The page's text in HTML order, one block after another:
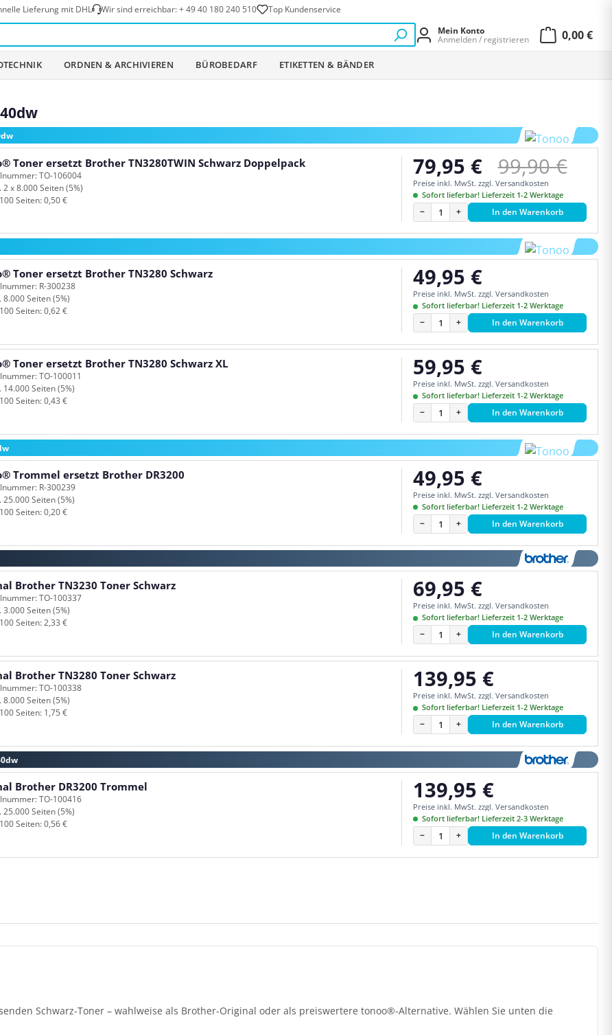
Lieferung mit DHL Wir sind erreichbar:+ 49 40 180 240 510 Top Kundenservice
Mein Konto
Anmelden / registrieren
0,00 €
ORDNEN & ARCHIVIEREN BÜROBEDARF ETIKETTEN & BÄNDER
Toner ersetzt Brother TN3280TWIN Schwarz Doppelpack
TO-106004
2 x 8.000 Seiten (5%)
Seiten: 0,50 €
Verkaufspreis:
79,95 € Regulärer
99,90 €
Preise inkl. MwSt. zzgl. Versandkosten
Sofort lieferbar! Lieferzeit 1-2 Werktage
− + In den Warenkorb
Toner ersetzt Brother TN3280 Schwarz
R-300238
8.000 Seiten (5%)
Seiten: 0,62 €
Regulärer Preis:
49,95 €
Preise inkl. MwSt. zzgl. Versandkosten
Sofort lieferbar! Lieferzeit 1-2 Werktage
− + In den Warenkorb
Toner ersetzt Brother TN3280 Schwarz XL
TO-100011
14.000 Seiten (5%)
Seiten: 0,43 €
Regulärer Preis:
59,95 €
Preise inkl. MwSt. zzgl. Versandkosten
Sofort lieferbar! Lieferzeit 1-2 Werktage
− + In den Warenkorb
Trommel ersetzt Brother DR3200
R-300239
25.000 Seiten (5%)
Seiten: 0,20 €
Regulärer Preis:
49,95 €
Preise inkl. MwSt. zzgl. Versandkosten
Sofort lieferbar! Lieferzeit 1-2 Werktage
− + In den Warenkorb
Brother TN3230 Toner Schwarz
TO-100337
3.000 Seiten (5%)
Seiten: 2,33 €
Regulärer Preis:
69,95 €
Preise inkl. MwSt. zzgl. Versandkosten
Sofort lieferbar! Lieferzeit 1-2 Werktage
− + In den Warenkorb
Brother TN3280 Toner Schwarz
TO-100338
8.000 Seiten (5%)
Seiten: 1,75 €
Regulärer Preis:
139,95 €
Preise inkl. MwSt. zzgl. Versandkosten
Sofort lieferbar! Lieferzeit 1-2 Werktage
− + In den Warenkorb
Brother DR3200 Trommel
TO-100416
25.000 Seiten (5%)
Seiten: 0,56 €
Regulärer Preis:
139,95 €
Preise inkl. MwSt. zzgl. Versandkosten
Sofort lieferbar! Lieferzeit 2-3 Werktage
− + In den Warenkorb
Schwarz-Toner – wahlweise als Brother-Original oder als preiswertere tonoo®-Alternative. Wählen Sie unten die